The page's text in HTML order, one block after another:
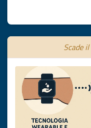
Scade il